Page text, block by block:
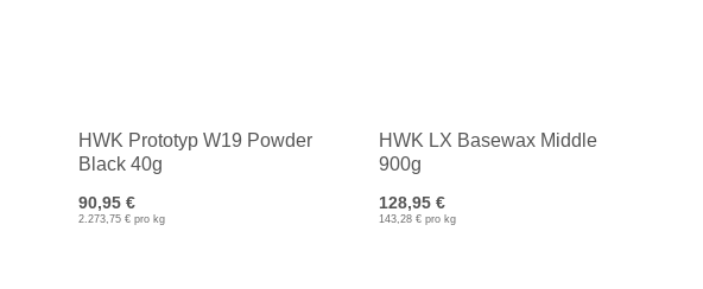
HWK Prototyp W19 Powder
Black 40g
90,95 €
2.273,75 € pro kg
HWK LX Basewax Middle
900g
128,95 €
143,28 € pro kg